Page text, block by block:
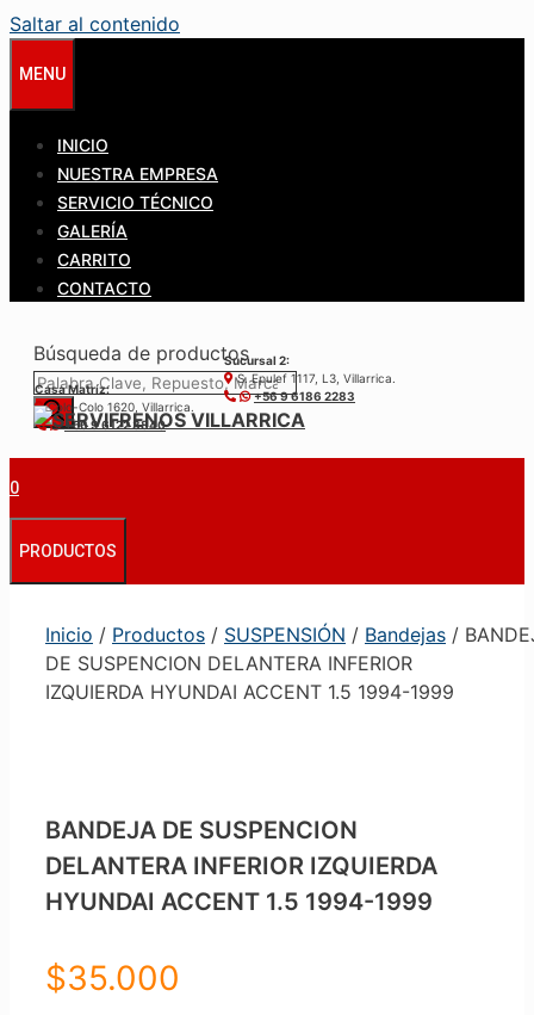
Saltar al contenido
MENU
INICIO
NUESTRA EMPRESA
SERVICIO TÉCNICO
GALERÍA
CARRITO
CONTACTO
Búsqueda de productos
Casa Matríz:
Colo-Colo 1620, Villarrica.
+56 9 6122 3840
Sucursal 2:
S. Epulef 1117, L3, Villarrica.
+56 9 6186 2283
0
PRODUCTOS
Inicio / Productos / SUSPENSIÓN / Bandejas /
DE SUSPENCION DELANTERA INFERIOR
IZQUIERDA HYUNDAI ACCENT 1.5 1994-1999
BANDEJA DE SUSPENCION
DELANTERA INFERIOR IZQUIERDA
HYUNDAI ACCENT 1.5 1994-1999
$35.000